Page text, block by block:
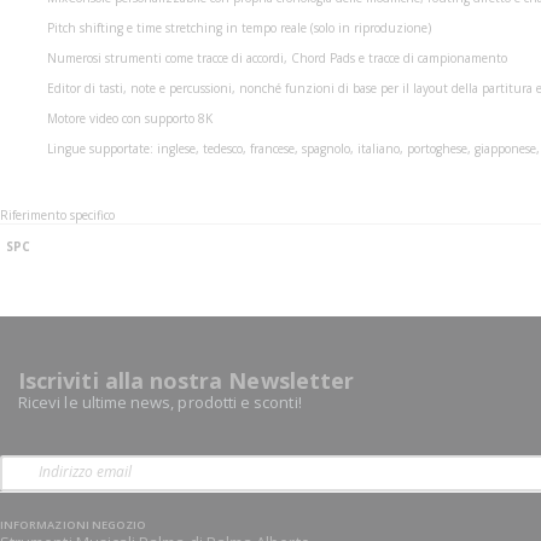
Pitch shifting e time stretching in tempo reale (solo in riproduzione)
Numerosi strumenti come tracce di accordi, Chord Pads e tracce di campionamento
Editor di tasti, note e percussioni, nonché funzioni di base per il layout della partitura
Motore video con supporto 8K
Lingue supportate: inglese, tedesco, francese, spagnolo, italiano, portoghese,
Riferimento specifico
SPC
Iscriviti alla nostra Newsletter
Ricevi le ultime news, prodotti e sconti!
INFORMAZIONI NEGOZIO